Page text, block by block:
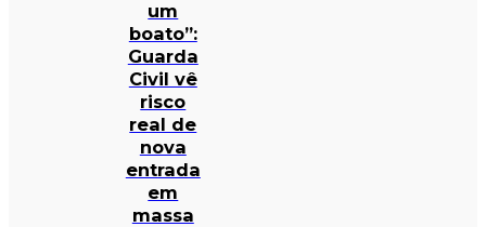
um
boato”:
Guarda
Civil vê
risco
real de
nova
entrada
em
massa